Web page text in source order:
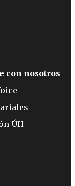
con nosotros
ÚH